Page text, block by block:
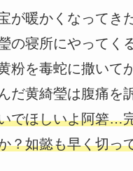
が暖かくなってき
の寝所にやってく
粉を毒蛇に撒いて
だ黄綺瑩は腹痛を
でほしいよ阿箬…
？如懿も早く切っ